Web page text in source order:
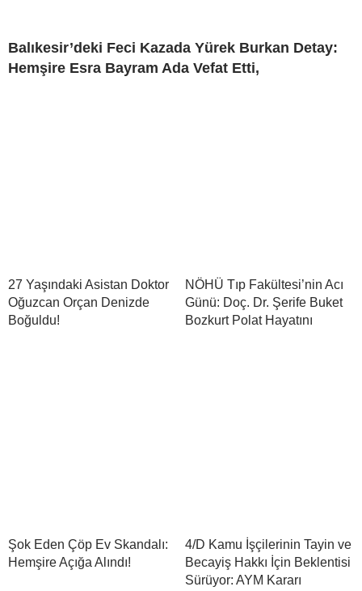
Balıkesir’deki Feci Kazada Yürek Burkan Detay:
Hemşire Esra Bayram Ada Vefat Etti,
27 Yaşındaki Asistan Doktor
Oğuzcan Orçan Denizde
Boğuldu!
NÖHÜ Tıp Fakültesi’nin Acı
Günü: Doç. Dr. Şerife Buket
Bozkurt Polat Hayatını
Şok Eden Çöp Ev Skandalı:
Hemşire Açığa Alındı!
4/D Kamu İşçilerinin Tayin ve
Becayiş Hakkı İçin Beklentisi
Sürüyor: AYM Kararı